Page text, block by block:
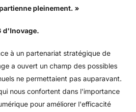
pleinement. »
d'Inovage.
à un partenariat stratégique de
a ouvert un champ des possibles
ne permettaient pas auparavant.
nous confortent dans l'importance
pour améliorer l'efficacité